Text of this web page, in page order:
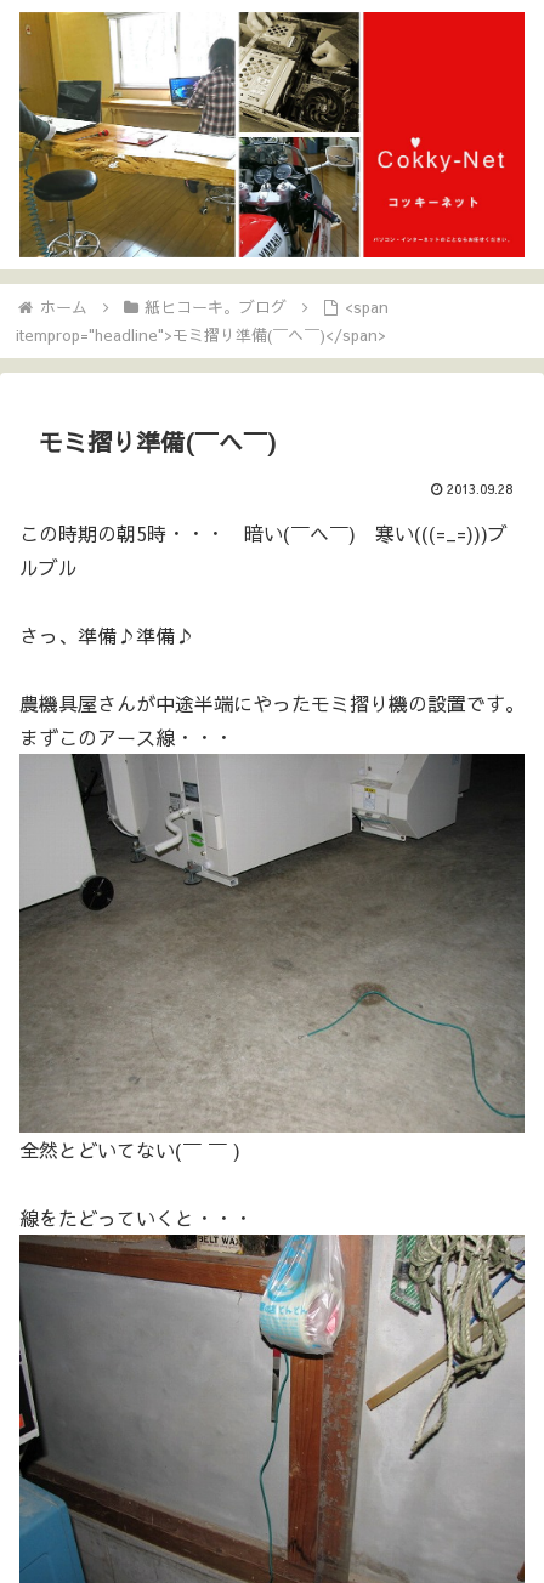
ホーム 紙ヒコーキ。ブログ
<span
itemprop="headline">モミ摺り準備(￣ヘ￣)</span>
モミ摺り準備(￣ヘ￣)
2013.09.28
この時期の朝5時・・・ 暗い(￣ヘ￣) 寒い(((=_=)))ブ
ルブル
さっ、準備♪準備♪
農機具屋さんが中途半端にやったモミ摺り機の設置です。
まずこのアース線・・・
全然とどいてない(￣ ￣ )
線をたどっていくと・・・